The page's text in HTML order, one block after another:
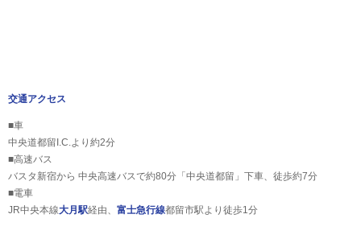
交通アクセス
■車
中央道都留I.C.より約2分
■高速バス
バスタ新宿から 中央高速バスで約80分「中央道都留」下車、徒歩約7分
■電車
JR中央本線大月駅経由、 富士急行線都留市駅より徒歩1分